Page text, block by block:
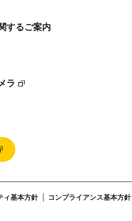
するご案内
ラ
ィ基本方針 コンプライアンス基本方針